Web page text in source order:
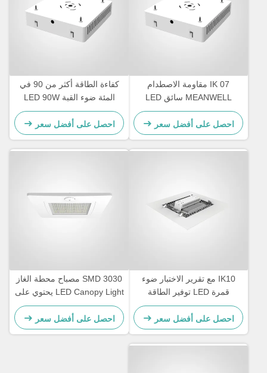
IK 07 مقاومة الاصطدام
MEANWELL سائق LED
محطة وقود غطاء توفير الضوء
وحل الإضاءة الخارجية الدائمة
احصل على أفضل سعر
كفاءة الطاقة أكثر من 90 في
المئة ضوء القبة LED 90W
واطة غطاء الألومنيوم الصب
الصمامي مصممة للإضاءة
التجارية في الهواء الطلق
احصل على أفضل سعر
IK10 مع تقرير الاختبار ضوء
قمرة LED توفير الطاقة
التصميم الدائم مناسبة لمواقف
السيارات في الهواء الطلق
المرآب وإضاءة محطة الغاز
احصل على أفضل سعر
SMD 3030 مصباح محطة الغاز
LED Canopy Light يحتوي على
غطاء الألومنيوم القوي للصب
الطاقة طويلة الأمد الإضاءة
الخارجية
احصل على أفضل سعر